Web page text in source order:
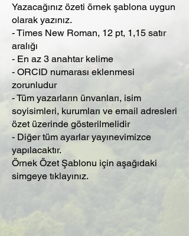
Yazacağınız özeti örnek şablona uygun
olarak yazınız.
- Times New Roman, 12 pt, 1,15 satır
aralığı
- En az 3 anahtar kelime
- ORCID numarası eklenmesi
zorunludur
- Tüm yazarların ünvanları, isim
soyisimleri, kurumları ve email adresleri
özet üzerinde gösterilmelidir
- Diğer tüm ayarlar yayınevimizce
yapılacaktır.
Örnek Özet Şablonu için aşağıdaki
simgeye tıklayınız.